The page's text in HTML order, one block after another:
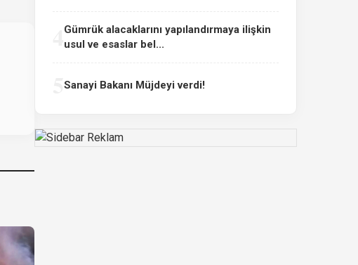
Gümrük alacaklarını yapılandırmaya ilişkin
usul ve esaslar bel...
Sanayi Bakanı Müjdeyi verdi!